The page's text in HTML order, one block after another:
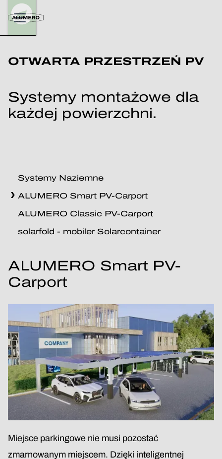
OTWARTA PRZESTRZEŃ PV
Systemy montażowe dla
każdej powierzchni.
Systemy Naziemne
ALUMERO Smart PV-Carport
ALUMERO Classic PV-Carport
solarfold - mobiler Solarcontainer
ALUMERO Smart PV-
Carport
Miejsce parkingowe nie musi pozostać
zmarnowanym miejscem. Dzięki inteligentnej